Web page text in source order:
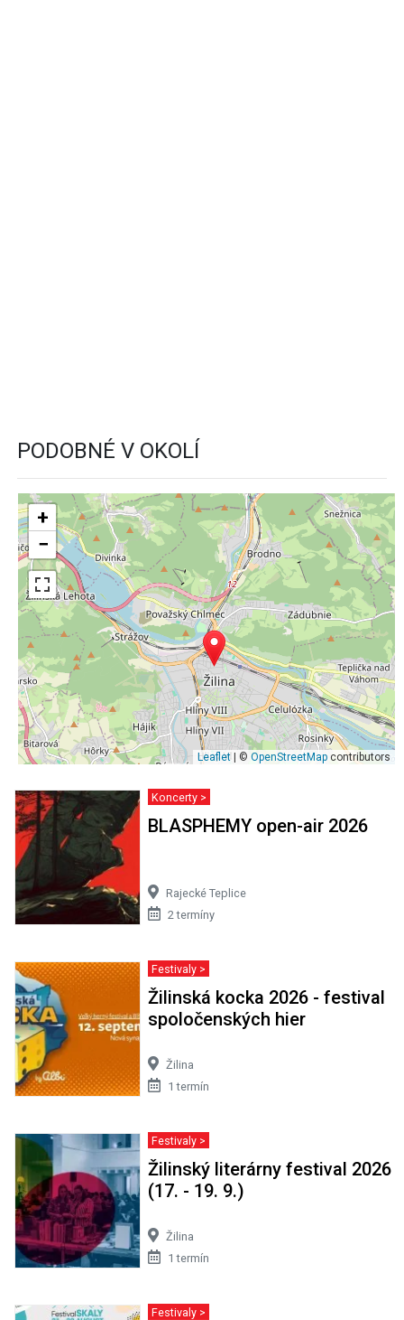
PODOBNÉ V OKOLÍ
+
−
Leaflet | © OpenStreetMap contributors
Koncerty >
BLASPHEMY open-air 2026
Rajecké Teplice
2 termíny
Festivaly >
Žilinská kocka 2026 - festival
spoločenských hier
Žilina
1 termín
Festivaly >
Žilinský literárny festival 2026
(17. - 19. 9.)
Žilina
1 termín
Festivaly >